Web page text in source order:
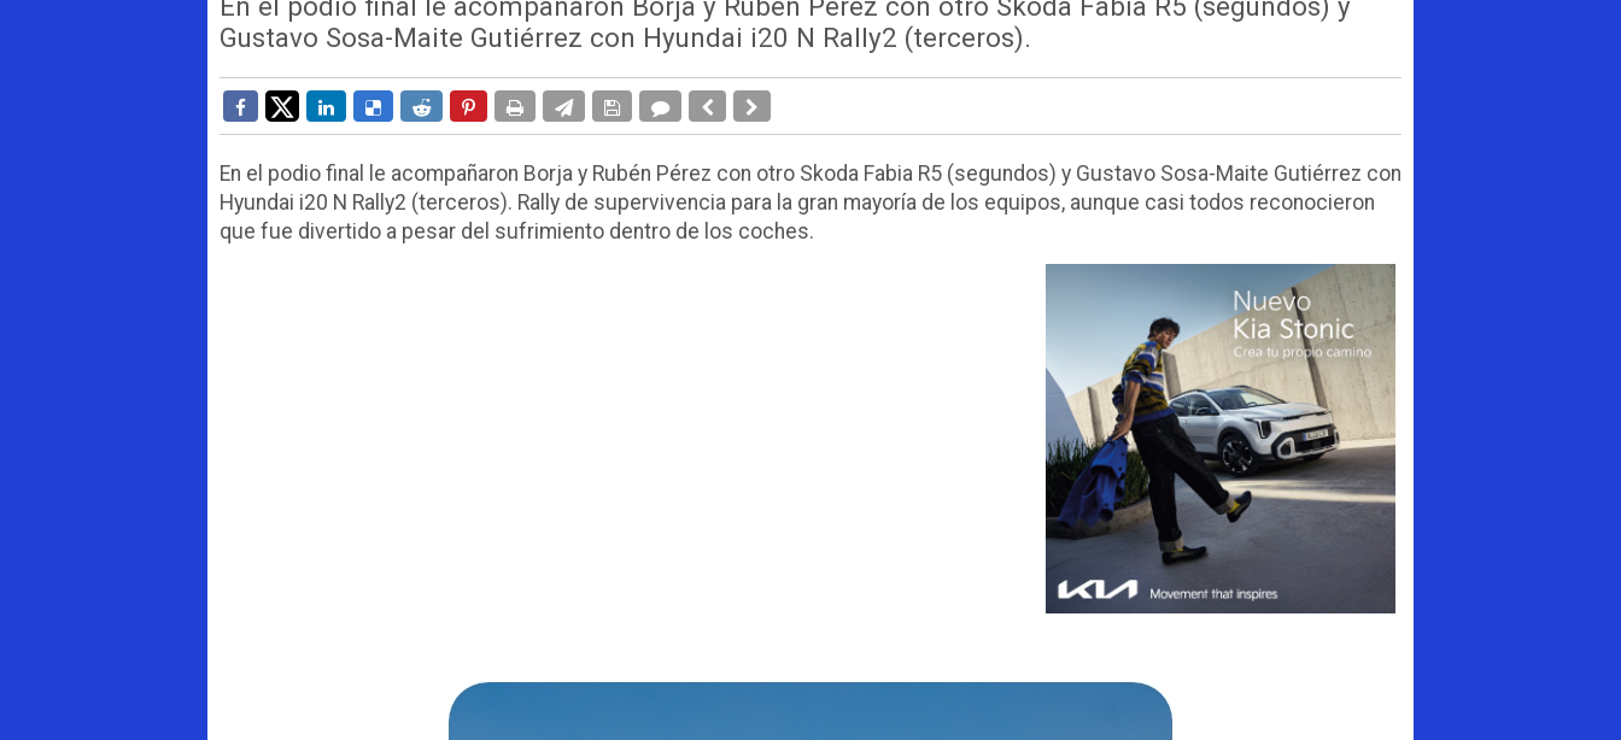
Gustavo Sosa-Maite Gutiérrez con Hyundai i20 N Rally2 (terceros).
En el podio final le acompañaron Borja y Rubén Pérez con otro Skoda Fabia R5 (segundos) y Gustavo Sosa-Maite Gutiérrez con
Hyundai i20 N Rally2 (terceros). Rally de supervivencia para la gran mayoría de los equipos, aunque casi todos reconocieron
que fue divertido a pesar del sufrimiento dentro de los coches.